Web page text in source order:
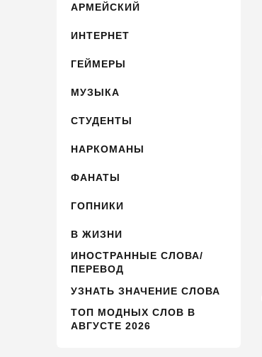
АРМЕЙСКИЙ
ИНТЕРНЕТ
ГЕЙМЕРЫ
МУЗЫКА
СТУДЕНТЫ
НАРКОМАНЫ
ФАНАТЫ
ГОПНИКИ
В ЖИЗНИ
ИНОСТРАННЫЕ СЛОВА/
ПЕРЕВОД
УЗНАТЬ ЗНАЧЕНИЕ СЛОВА
ТОП МОДНЫХ СЛОВ В
АВГУСТЕ 2026